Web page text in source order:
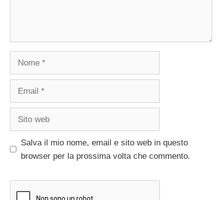
Salva il mio nome, email e sito web in questo
browser per la prossima volta che commento.